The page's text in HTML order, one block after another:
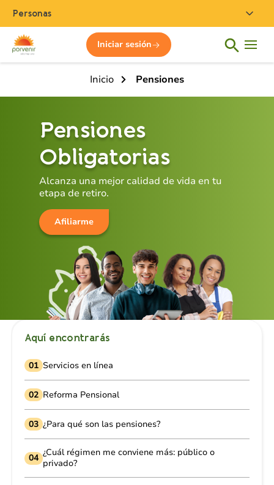
Personas
Iniciar sesión
Inicio Pensiones
Pensiones
Obligatorias
Alcanza una mejor calidad de vida en tu
etapa de retiro.
Afiliarme
Aquí encontrarás
01 Servicios en línea
02 Reforma Pensional
03 ¿Para qué son las pensiones?
04 ¿Cuál régimen me conviene más: público o
privado?